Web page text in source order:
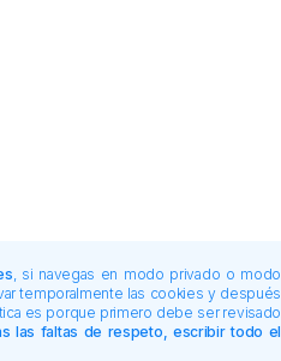
, si navegas en modo privado o modo
temporalmente las cookies y después
es porque primero debe ser revisado
las faltas de respeto, escribir todo el